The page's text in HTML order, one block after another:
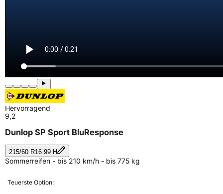
Hervorragend
9,2
Dunlop SP Sport BluResponse
215/60 R16 99 H
Sommerreifen - bis 210 km/h - bis 775 kg
Teuerste Option: